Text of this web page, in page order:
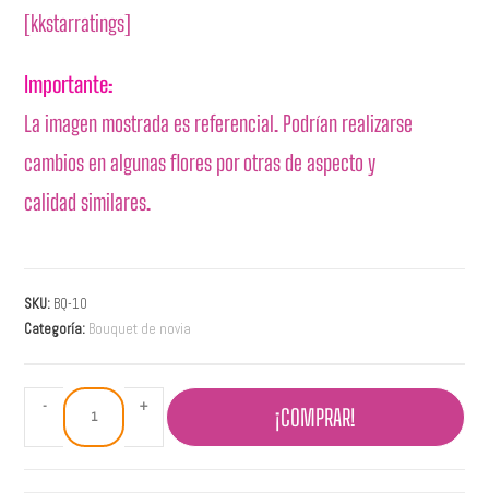
[kkstarratings]
Importante:
La imagen mostrada es referencial. Podrían realizarse
cambios en algunas flores por otras de aspecto y
calidad similares.
SKU: BQ-10
Categoría: Bouquet de novia
- + ¡COMPRAR!